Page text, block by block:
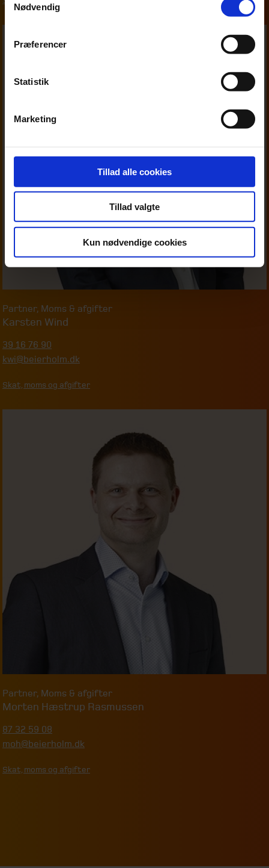
Nødvendig
Præferencer
Statistik
Marketing
Tillad alle cookies
Tillad valgte
Kun nødvendige cookies
Partner, Moms & afgifter
Karsten Wind
39 16 76 90
kwi@beierholm.dk
Skat, moms og afgifter
Partner, Moms & afgifter
Morten Hæstrup Rasmussen
87 32 59 08
moh@beierholm.dk
Skat, moms og afgifter